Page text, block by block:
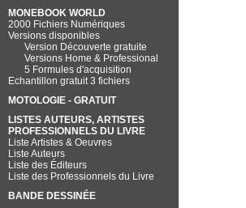
MONEBOOK WORLD
2000 Fichiers Numériques
Versions disponibles
Version Découverte gratuite
Versions Home & Professional
5 Formules d'acquisition
Echantillon gratuit 3 fichiers
MOTOLOGIE - GRATUIT
LISTES AUTEURS, ARTISTES
PROFESSIONNELS DU LIVRE
Liste Artistes & Oeuvres
Liste Auteurs
Liste des Éditeurs
Liste des Professionnels du Livre
BANDE DESSINÉE